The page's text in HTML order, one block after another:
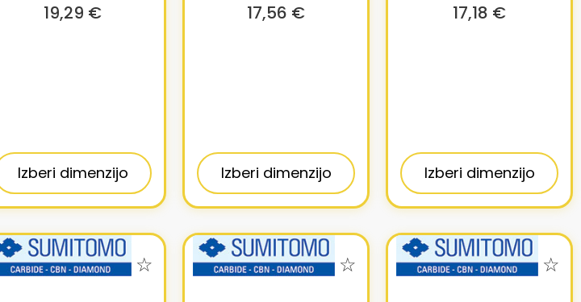
19,29 €
Izberi dimenzijo
17,56 €
Izberi dimenzijo
17,18 €
Izberi dimenzijo